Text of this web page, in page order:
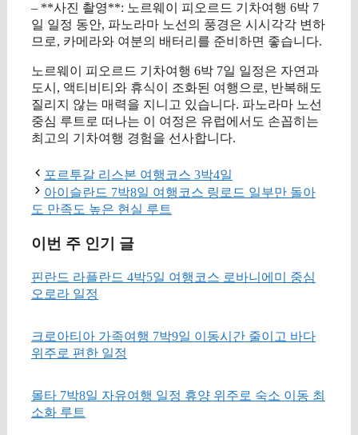
– **사진 촬영**: 노르웨이 피오르드 기차여행 6박 7
일 일정 동안, 파노라마 노선의 풍경은 시시각각 변하
므로, 카메라와 여분의 배터리를 준비하면 좋습니다.
노르웨이 피오르드 기차여행 6박 7일 일정은 자연과
도시, 액티비티와 휴식이 조화된 여행으로, 반복해도
질리지 않는 매력을 지니고 있습니다. 파노라마 노선
중심 루트로 떠나는 이 여정은 유럽에서도 손꼽히는
최고의 기차여행 경험을 선사합니다.
포르투갈 리스본 여행코스 3박4일
아이슬란드 7박8일 여행코스 링로드 일부만 돌아
도 만족도 높은 현실 루트
이번 주 인기 글
핀란드 라플란드 4박5일 여행코스 로바니에미 중심
오로라 일정
크로아티아 가족여행 7박9일 이동시간 줄이고 바다
위주로 편한 일정
몰타 7박8일 자유여행 일정 휴양 위주로 숙소 이동 최
소화 루트